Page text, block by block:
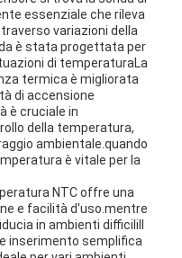
essenziale che rileva
variazioni della
è stata progettata per
di temperaturaLa
termica è migliorata
di accensione
è cruciale in
della temperatura,
ambientale.quando
è vitale per la
NTC offre una
e facilità d'uso.mentre
in ambienti difficiliIl
inserimento semplifica